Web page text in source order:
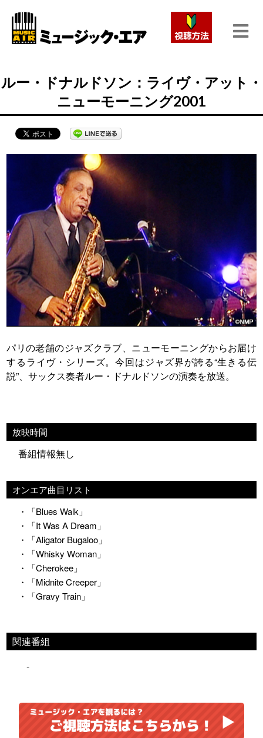
ルー・ドナルドソン：ライヴ・アット・
ニューモーニング2001
パリの老舗のジャズクラブ、ニューモーニングからお届け
するライヴ・シリーズ。今回はジャズ界が誇る“生きる伝
説”、サックス奏者ルー・ドナルドソンの演奏を放送。
放映時間
番組情報無し
オンエア曲目リスト
・「Blues Walk」
・「It Was A Dream」
・「Aligator Bugaloo」
・「Whisky Woman」
・「Cherokee」
・「Midnite Creeper」
・「Gravy Train」
関連番組
-